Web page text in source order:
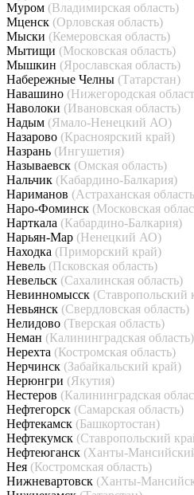
Муром (Владимирская область)
Мценск (Орловская область)
Мыски (Кемеровская область)
Мытищи (Московская область)
Мышкин (Ярославская область)
Набережные Челны (Татарстан)
Навашино (Нижегородская
Наволоки (Ивановская область)
Надым (Ямало-Ненецкий АО)
Назарово (Красноярский край)
Назрань (Ингушетия)
Называевск (Омская область)
Нальчик (Кабардино-Балкария)
Нариманов (Астраханская
Наро-Фоминск (Московская
Нарткала (Кабардино-Балкария)
Нарьян-Мар (Ненецкий АО)
Находка (Приморский край)
Невель (Псковская область)
Невельск (Сахалинская область)
Невинномысск (Ставропольский
Невьянск (Свердловская область)
Нелидово (Тверская область)
Неман (Калининградская область)
Нерехта (Костромская область)
Нерчинск (Забайкальский край)
Нерюнгри (Якутия)
Нестеров (Калининградская
Нефтегорск (Самарская область)
Нефтекамск (Башкортостан)
Нефтекумск (Ставропольский
Нефтеюганск (Ханты-
Нея (Костромская область)
Нижневартовск (Ханты-